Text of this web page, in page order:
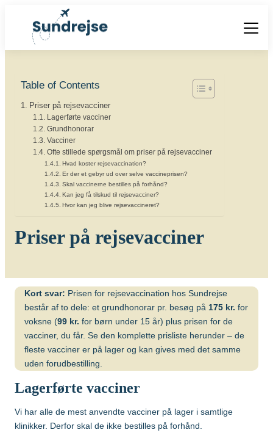
Vacciner
Centraleuropæisk
Hjernebetændelse
(TBE)
(Ixchiq)
Helvedesild (Zoster)
Hepatitis A
Hepatitis A+B
Hepatitis A+B, barn –
Ambirix
Hepatitis B
stivkrampe-kighoste)
Kolera
Meningokokker
Mpox-vaccine
(Imvanex)
Pneumokokker
Skoldkopper (Chicken
Destinationer
Find over 240 destinationer!
Populære destinationer
Egypten
Etiopien
Ghana
Indien
Viden
Priser
Kontakt
Book vaccination
Table of Contents
Priser på rejsevacciner
Lagerførte vacciner
Grundhonorar
Vacciner
Ofte stillede spørgsmål om priser på rejsevacciner
Hvad koster rejsevaccination?
Er der et gebyr ud over selve vaccineprisen?
Skal vaccinerne bestilles på forhånd?
Kan jeg få tilskud til rejsevacciner?
Hvor kan jeg blive rejsevaccineret?
Priser på rejsevacciner
Kort svar: Prisen for rejsevaccination hos Sundrejse
består af to dele: et grundhonorar pr. besøg på 175 kr. for
voksne (99 kr. for børn under 15 år) plus prisen for de
vacciner, du får. Se den komplette prisliste herunder – de
fleste vacciner er på lager og kan gives med det samme
uden forudbestilling.
Lagerførte vacciner
Vi har alle de mest anvendte vacciner på lager i samtlige
klinikker. Derfor skal de ikke bestilles på forhånd.